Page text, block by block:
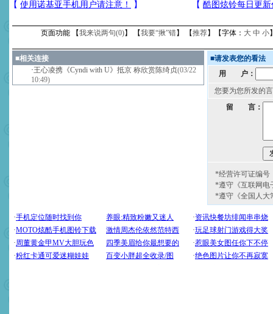
页面功能 【我来说两句(0)】 【我要“揪”错】 【推荐】【字体： 大 中 小
■相关连接
·王心凌携《Cyndi with U》抵京 称欣赏陈绮贞(03/22
10:49)
■请发表您的看法
用 户：
您要为您所发的
留 言：
*经营许可证编号
*遵守《互联网电
*遵守《全国人大